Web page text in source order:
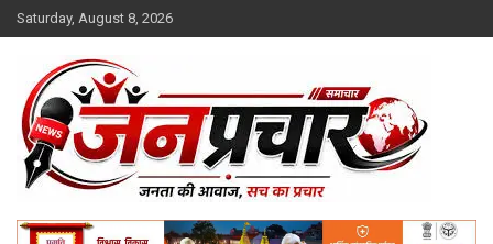
Skip
to
Saturday, August 8, 2026
:: जनप्रचार ::